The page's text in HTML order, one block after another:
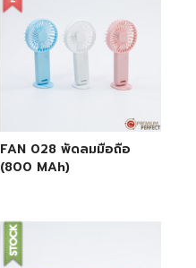
FAN 028 พัดลมมือถือ
(800 MAh)